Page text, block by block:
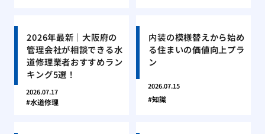
2026年最新｜大阪府の
管理会社が相談できる水
道修理業者おすすめラン
キング5選！
2026.07.17
水道修理
内装の模様替えから始め
る住まいの価値向上プラ
ン
2026.07.15
知識